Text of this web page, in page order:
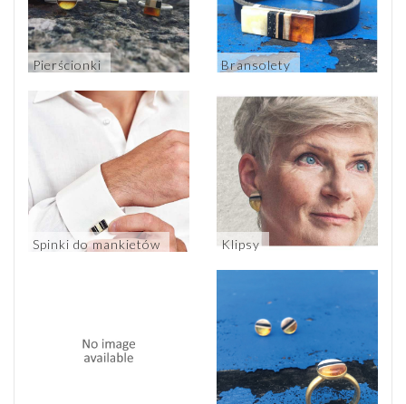
Pierścionki Bransolety
Spinki do mankietów Klipsy